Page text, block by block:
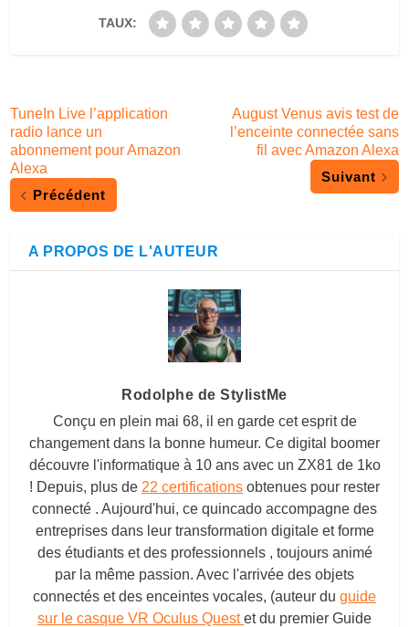
TAUX:
TuneIn Live l’application
radio lance un
abonnement pour Amazon
Alexa
Précédent
August Venus avis test de
l’enceinte connectée sans
fil avec Amazon Alexa
Suivant
A PROPOS DE L'AUTEUR
Rodolphe de StylistMe
Conçu en plein mai 68, il en garde cet esprit de
changement dans la bonne humeur. Ce digital boomer
découvre l'informatique à 10 ans avec un ZX81 de 1ko
! Depuis, plus de 22 certifications obtenues pour rester
connecté . Aujourd'hui, ce quincado accompagne des
entreprises dans leur transformation digitale et forme
des étudiants et des professionnels , toujours animé
par la même passion. Avec l'arrivée des objets
connectés et des enceintes vocales, (auteur du guide
sur le casque VR Oculus Questet du premier Guide